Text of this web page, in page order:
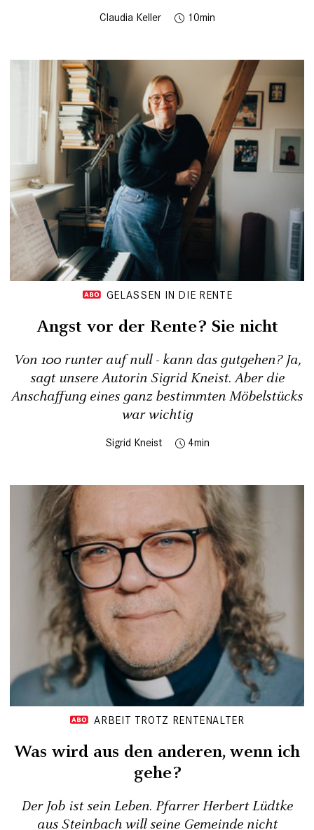
Claudia Keller 10
GELASSEN IN DIE RENTE
Angst vor der Rente? Sie nicht
Von 100 runter auf null - kann das gutgehen? Ja,
sagt unsere Autorin Sigrid Kneist. Aber die
Anschaffung eines ganz bestimmten Möbelstücks
war wichtig
Sigrid Kneist 4
ARBEIT TROTZ RENTENALTER
Was wird aus den anderen, wenn ich
gehe?
Der Job ist sein Leben. Pfarrer Herbert Lüdtke
aus Steinbach will seine Gemeinde nicht